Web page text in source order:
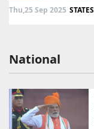
Thu,25 Sep 2025 STATES
National